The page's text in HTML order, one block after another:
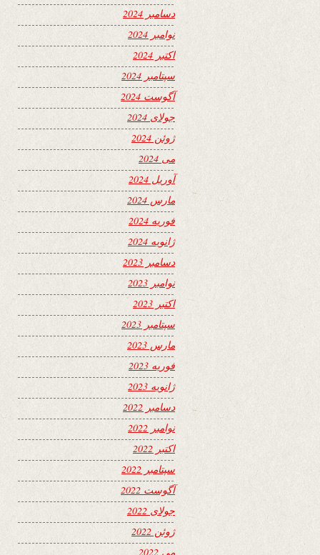
دسامبر 2024
نوامبر 2024
اکتبر 2024
سپتامبر 2024
آگوست 2024
جولای 2024
ژوئن 2024
می 2024
آوریل 2024
مارس 2024
فوریه 2024
ژانویه 2024
دسامبر 2023
نوامبر 2023
اکتبر 2023
سپتامبر 2023
مارس 2023
فوریه 2023
ژانویه 2023
دسامبر 2022
نوامبر 2022
اکتبر 2022
سپتامبر 2022
آگوست 2022
جولای 2022
ژوئن 2022
می 2022